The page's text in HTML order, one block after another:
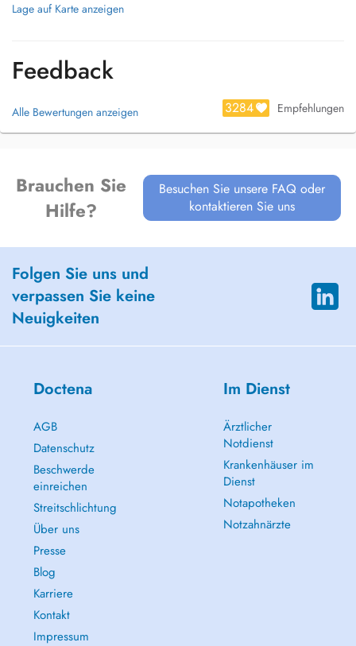
Lage auf Karte anzeigen
Feedback
Alle Bewertungen anzeigen 3284 Empfehlungen
Brauchen Sie
Hilfe?
Besuchen Sie unsere FAQ oder
kontaktieren Sie uns
Folgen Sie uns und
verpassen Sie keine
Neuigkeiten
Doctena
AGB
Datenschutz
Beschwerde
einreichen
Streitschlichtung
Über uns
Presse
Blog
Karriere
Kontakt
Impressum
Im Dienst
Ärztlicher
Notdienst
Krankenhäuser im
Dienst
Notapotheken
Notzahnärzte